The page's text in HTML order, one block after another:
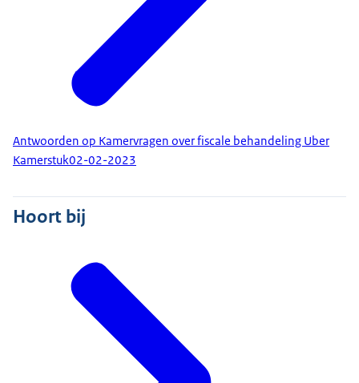
Antwoorden op Kamervragen over fiscale behandeling Uber
Kamerstuk02-02-2023
Hoort bij